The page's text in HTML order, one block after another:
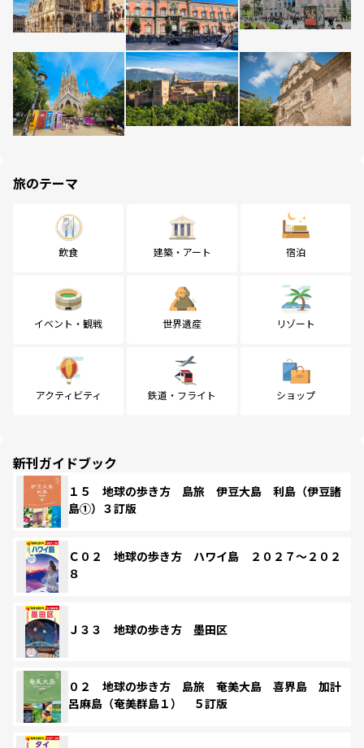
旅のテーマ
飲食 建築・アート 宿泊
イベント・観戦 世界遺産 リゾート
アクティビティ 鉄道・フライト ショップ
新刊ガイドブック
１５ 地球の歩き方 島旅 伊豆大島 利島（伊豆諸
島①）３訂版
Ｃ０２ 地球の歩き方 ハワイ島 ２０２７～２０２
８
Ｊ３３ 地球の歩き方 墨田区
０２ 地球の歩き方 島旅 奄美大島 喜界島 加計
呂麻島（奄美群島１） ５訂版